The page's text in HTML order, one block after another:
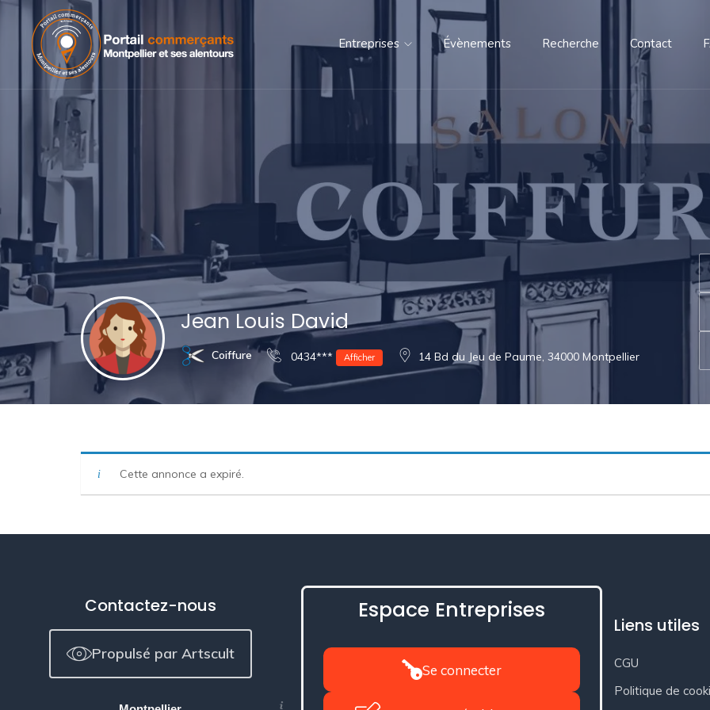
Entreprises Évènements Recherche Contact
Jean Louis David
Coiffure 0434*** Afficher 14 Bd du Jeu de Paume, 34000 Montpellier
Cette annonce a expiré.
Contactez-nous
Propulsé par Artscult
Espace Entreprises
Se connecter
Liens utiles
CGU
Politique de